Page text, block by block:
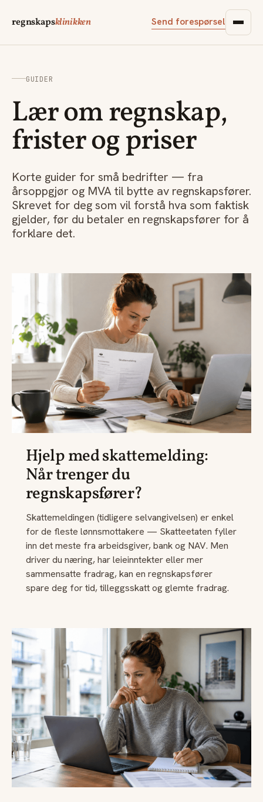
regnskapsklinikken Send forespørsel
GUIDER
Lær om regnskap,
frister og priser
Korte guider for små bedrifter — fra
årsoppgjør og MVA til bytte av regnskapsfører.
Skrevet for deg som vil forstå hva som faktisk
gjelder, før du betaler en regnskapsfører for å
forklare det.
Hjelp med skattemelding:
Når trenger du
regnskapsfører?
Skattemeldingen (tidligere selvangivelsen) er enkel
for de fleste lønnsmottakere — Skatteetaten fyller
inn det meste fra arbeidsgiver, bank og NAV. Men
driver du næring, har leieinntekter eller mer
sammensatte fradrag, kan en regnskapsfører
spare deg for tid, tilleggsskatt og glemte fradrag.